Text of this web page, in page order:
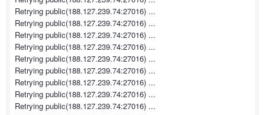
Retrying public(188.127.239.74:27016) ...
Retrying public(188.127.239.74:27016) ...
Retrying public(188.127.239.74:27016) ...
Retrying public(188.127.239.74:27016) ...
Retrying public(188.127.239.74:27016) ...
Retrying public(188.127.239.74:27016) ...
Retrying public(188.127.239.74:27016) ...
Retrying public(188.127.239.74:27016) ...
Retrying public(188.127.239.74:27016) ...